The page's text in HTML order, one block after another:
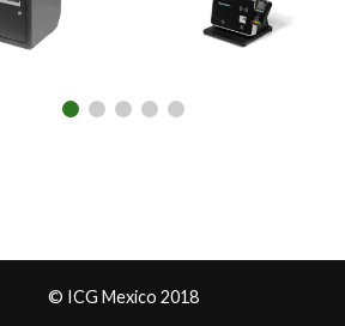
© ICG Mexico 2018